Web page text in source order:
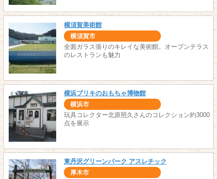
横須賀美術館
横須賀市
全面ガラス張りのキレイな美術館。オープンテラス
のレストランも魅力
横浜ブリキのおもちゃ博物館
横浜市
玩具コレクター北原照久さんのコレクション約3000
点を展示
東丹沢グリーンパーク アスレチック
厚木市